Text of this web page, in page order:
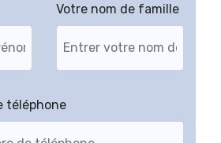
Votre nom de famille
téléphone